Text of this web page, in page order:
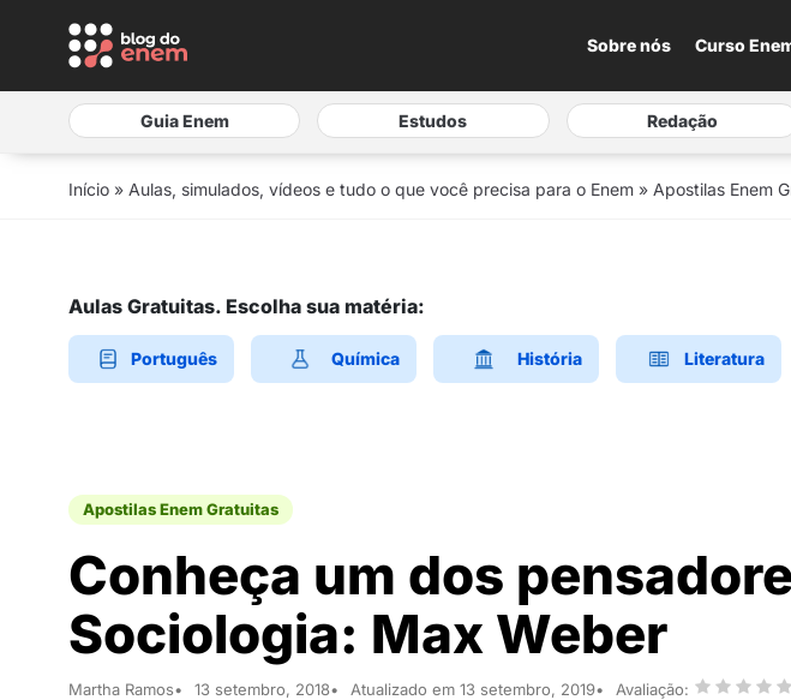
Sobre nós Curso
Guia Enem Estudos Redação
Início » Aulas, simulados, vídeos e tudo o que você precisa para o Enem » Apostilas Enem
Aulas Gratuitas. Escolha sua matéria:
Português Química História Literatura
Apostilas Enem Gratuitas
Conheça um dos
Sociologia: Max Weber
Martha Ramos 13 setembro, 2018 Atualizado em 13 setembro, 2019 Avaliação: